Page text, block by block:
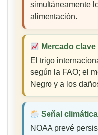
simultáneamente
alimentación.
Mercado clave
El trigo
según la FAO; el
Negro y a los
Señal climática
NOAA prevé